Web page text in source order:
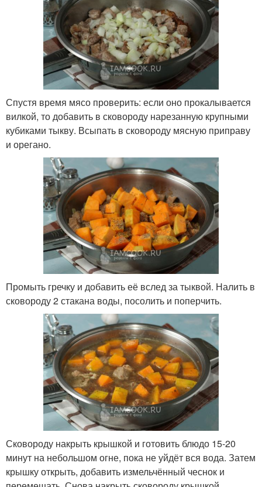
Спустя время мясо проверить: если оно прокалывается
вилкой, то добавить в сковороду нарезанную крупными
кубиками тыкву. Всыпать в сковороду мясную приправу
и орегано.
Промыть гречку и добавить её вслед за тыквой. Налить в
сковороду 2 стакана воды, посолить и поперчить.
Сковороду накрыть крышкой и готовить блюдо 15-20
минут на небольшом огне, пока не уйдёт вся вода. Затем
крышку открыть, добавить измельчённый чеснок и